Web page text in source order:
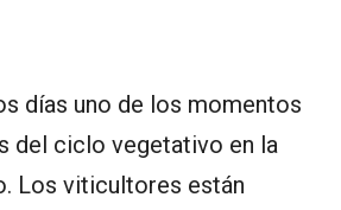
días uno de los momentos
del ciclo vegetativo en la
Los viticultores están